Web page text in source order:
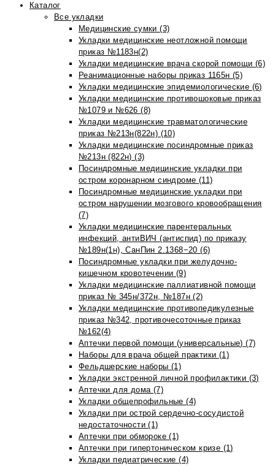
Каталог
Все укладки
Медицинские сумки (3)
Укладки медицинские неотложной помощи
приказ №1183н(2)
Укладки медицинские врача скорой помощи (6)
Реанимационные наборы приказ 1165н (5)
Укладки медицинские эпидемиологические (6)
Укладки медицинские противошоковые приказ
№1079 и №626 (8)
Укладки медицинские травматологические
приказ №213н(822н) (10)
Укладки медицинские посиндромные приказ
№213н (822н) (3)
Посиндромные медицинские укладки при
остром коронарном синдроме (11)
Посиндромные медицинские укладки при
остром нарушении мозгового кровообращения
(7)
Укладки медицинские парентеральных
инфекций, антиВИЧ (антиспид) по приказу
№189н(1н), СанПин 2.1368−20 (6)
Посиндромные укладки при желудочно-
кишечном кровотечении (9)
Укладки медицинские паллиативной помощи
приказ № 345н/372н, №187н (2)
Укладки медицинские противопедикулезные
приказ №342, противочесоточные приказ
№162(4)
Аптечки первой помощи (универсальные) (7)
Наборы для врача общей практики (1)
Фельдшерские наборы (1)
Укладки экстренной личной профилактики (3)
Аптечки для дома (7)
Укладки общепрофильные (4)
Укладки при острой сердечно-сосудистой
недостаточности (1)
Аптечки при обмороке (1)
Аптечки при гипертоническом кризе (1)
Укладки педиатрические (4)